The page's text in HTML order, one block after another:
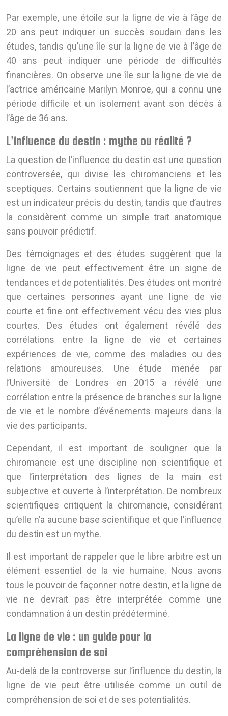
Par exemple, une étoile sur la ligne de vie à l’âge de
20 ans peut indiquer un succès soudain dans les
études, tandis qu’une île sur la ligne de vie à l’âge de
40 ans peut indiquer une période de difficultés
financières. On observe une île sur la ligne de vie de
l’actrice américaine Marilyn Monroe, qui a connu une
période difficile et un isolement avant son décès à
l’âge de 36 ans.
L’influence du destin : mythe ou réalité ?
La question de l’influence du destin est une question
controversée, qui divise les chiromanciens et les
sceptiques. Certains soutiennent que la ligne de vie
est un indicateur précis du destin, tandis que d’autres
la considèrent comme un simple trait anatomique
sans pouvoir prédictif.
Des témoignages et des études suggèrent que la
ligne de vie peut effectivement être un signe de
tendances et de potentialités. Des études ont montré
que certaines personnes ayant une ligne de vie
courte et fine ont effectivement vécu des vies plus
courtes. Des études ont également révélé des
corrélations entre la ligne de vie et certaines
expériences de vie, comme des maladies ou des
relations amoureuses. Une étude menée par
l’Université de Londres en 2015 a révélé une
corrélation entre la présence de branches sur la ligne
de vie et le nombre d’événements majeurs dans la
vie des participants.
Cependant, il est important de souligner que la
chiromancie est une discipline non scientifique et
que l’interprétation des lignes de la main est
subjective et ouverte à l’interprétation. De nombreux
scientifiques critiquent la chiromancie, considérant
qu’elle n’a aucune base scientifique et que l’influence
du destin est un mythe.
Il est important de rappeler que le libre arbitre est un
élément essentiel de la vie humaine. Nous avons
tous le pouvoir de façonner notre destin, et la ligne de
vie ne devrait pas être interprétée comme une
condamnation à un destin prédéterminé.
La ligne de vie : un guide pour la
compréhension de soi
Au-delà de la controverse sur l’influence du destin, la
ligne de vie peut être utilisée comme un outil de
compréhension de soi et de ses potentialités.